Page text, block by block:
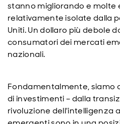
stanno migliorando e molte
relativamente isolate dalla
Uniti. Un dollaro più debole
consumatori dei mercati
nazionali.
Fondamentalmente, siamo
di investimenti – dalla
rivoluzione dell'intelligenza